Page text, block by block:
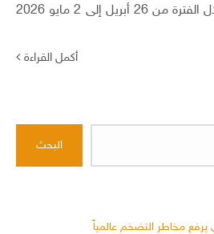
نقاط البيع في المملكة خلال الفترة من 26 أبريل إلى 2 مايو 2026
أكمل القراءة
البحث
يرفع مخاطر التضخم عالمياً